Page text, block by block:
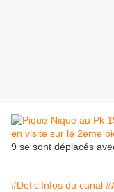
9 se sont déplacés
#Défic'Infos du canal